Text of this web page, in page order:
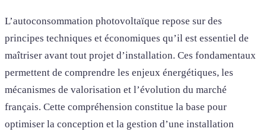
L’autoconsommation photovoltaïque repose sur des
principes techniques et économiques qu’il est essentiel de
maîtriser avant tout projet d’installation. Ces fondamentaux
permettent de comprendre les enjeux énergétiques, les
mécanismes de valorisation et l’évolution du marché
français. Cette compréhension constitue la base pour
optimiser la conception et la gestion d’une installation